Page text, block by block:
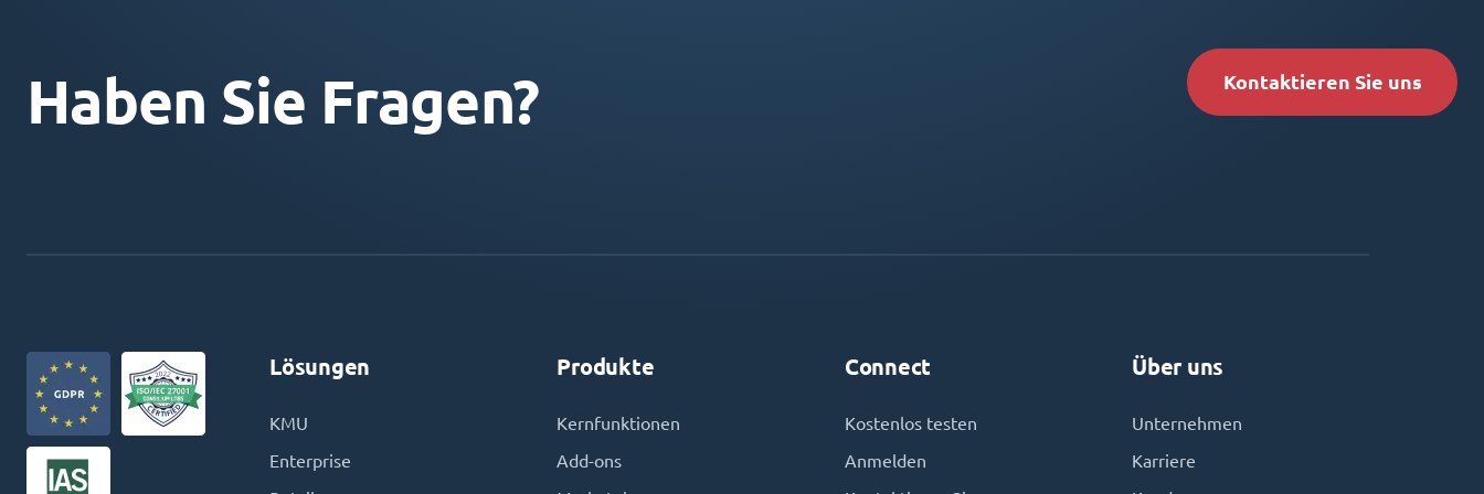
Haben Sie Fragen? Kontaktieren Sie uns
Lösungen
KMU
Enterprise
Produkte
Kernfunktionen
Add-ons
Connect
Kostenlos testen
Anmelden
Über uns
Unternehmen
Karriere